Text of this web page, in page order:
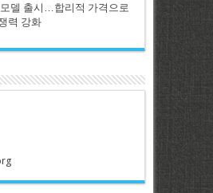
델 출시…합리적 가격으로
력 강화